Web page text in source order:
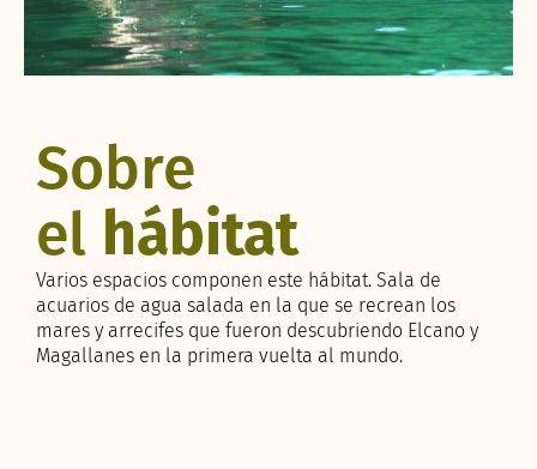
Sobre
el hábitat
Varios espacios componen este hábitat. Sala de
acuarios de agua salada en la que se recrean los
mares y arrecifes que fueron descubriendo Elcano y
Magallanes en la primera vuelta al mundo.